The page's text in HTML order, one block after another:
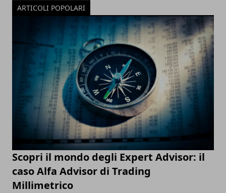
ARTICOLI POPOLARI
Scopri il mondo degli Expert Advisor: il
caso Alfa Advisor di Trading
Millimetrico